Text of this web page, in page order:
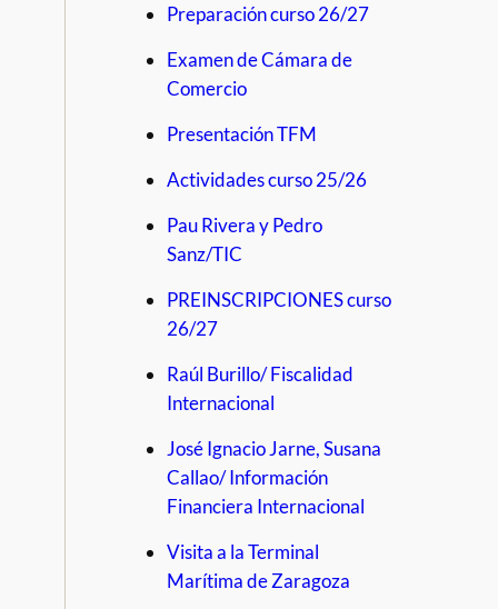
Preparación curso 26/27
Examen de Cámara de
Comercio
Presentación TFM
Actividades curso 25/26
Pau Rivera y Pedro
Sanz/TIC
PREINSCRIPCIONES curso
26/27
Raúl Burillo/ Fiscalidad
Internacional
José Ignacio Jarne, Susana
Callao/ Información
Financiera Internacional
Visita a la Terminal
Marítima de Zaragoza